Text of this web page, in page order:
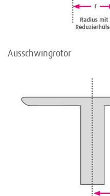
Ausschwingrotor